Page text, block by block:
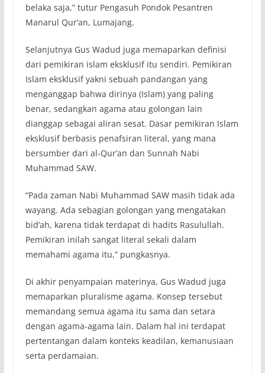
belaka saja,” tutur Pengasuh Pondok Pesantren
Manarul Qur’an, Lumajang.
Selanjutnya Gus Wadud juga memaparkan definisi
dari pemikiran islam eksklusif itu sendiri. Pemikiran
Islam eksklusif yakni sebuah pandangan yang
menganggap bahwa dirinya (Islam) yang paling
benar, sedangkan agama atau golongan lain
dianggap sebagai aliran sesat. Dasar pemikiran Islam
eksklusif berbasis penafsiran literal, yang mana
bersumber dari al-Qur’an dan Sunnah Nabi
Muhammad SAW.
“Pada zaman Nabi Muhammad SAW masih tidak ada
wayang. Ada sebagian golongan yang mengatakan
bid’ah, karena tidak terdapat di hadits Rasulullah.
Pemikiran inilah sangat literal sekali dalam
memahami agama itu,” pungkasnya.
Di akhir penyampaian materinya, Gus Wadud juga
memaparkan pluralisme agama. Konsep tersebut
memandang semua agama itu sama dan setara
dengan agama-agama lain. Dalam hal ini terdapat
pertentangan dalam konteks keadilan, kemanusiaan
serta perdamaian.